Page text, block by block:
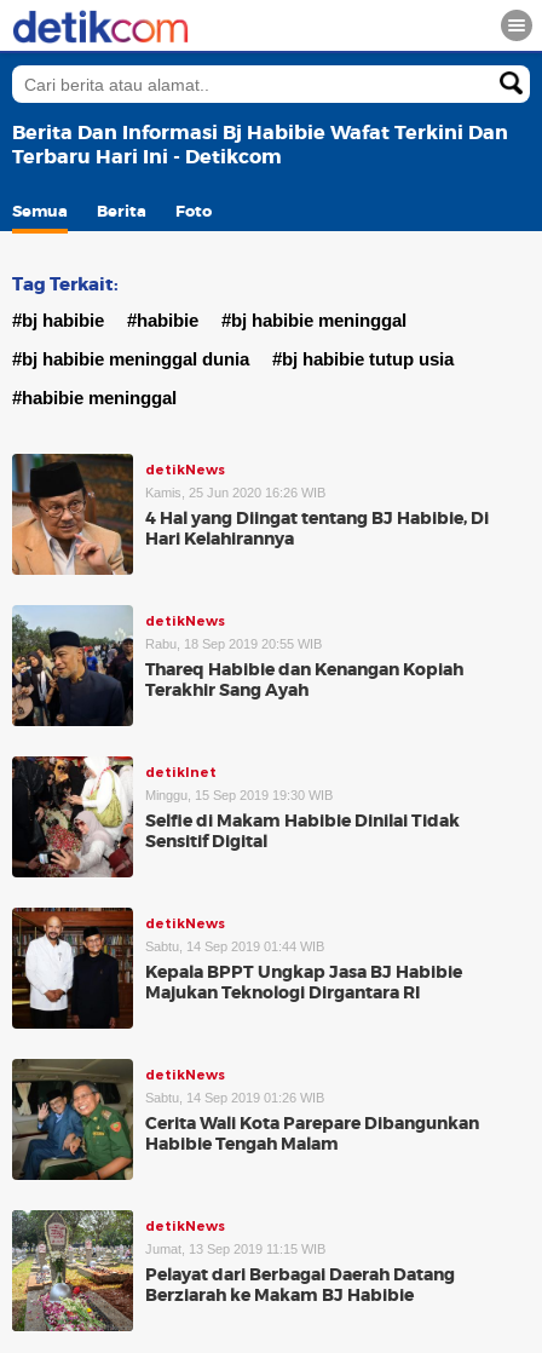
Berita Dan Informasi Bj Habibie Wafat Terkini Dan
Terbaru Hari Ini - Detikcom
Semua Berita Foto
Tag Terkait:
#bj habibie #habibie
#bj habibie meninggal
#bj habibie meninggal dunia
#bj habibie tutup usia
#habibie meninggal
detikNews
Kamis, 25 Jun 2020 16:26 WIB
4 Hal yang Diingat tentang BJ Habibie, Di
Hari Kelahirannya
detikNews
Rabu, 18 Sep 2019 20:55 WIB
Thareq Habibie dan Kenangan Kopiah
Terakhir Sang Ayah
detikInet
Minggu, 15 Sep 2019 19:30 WIB
Selfie di Makam Habibie Dinilai Tidak
Sensitif Digital
detikNews
Sabtu, 14 Sep 2019 01:44 WIB
Kepala BPPT Ungkap Jasa BJ Habibie
Majukan Teknologi Dirgantara RI
detikNews
Sabtu, 14 Sep 2019 01:26 WIB
Cerita Wali Kota Parepare Dibangunkan
Habibie Tengah Malam
detikNews
Jumat, 13 Sep 2019 11:15 WIB
Pelayat dari Berbagai Daerah Datang
Berziarah ke Makam BJ Habibie